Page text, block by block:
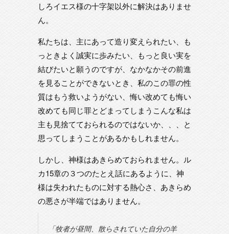
しろイエス様の十字架以外に解決はありませ
ん。
私たちは、主にあって造り変えられたい、も
っときよく誠実に歩みたい、もっと良い実を
結びたいと願うのですが、なかなかその前進
を見ることができないとき、私のこの罪の性
質はもう救いようがない、悔い改めても悔い
改めても同じ罪とどまってしまうこんな私は
主も見捨てておられるのではないか、、、と
思ってしまうことがあるかもしれません。
しかし、神様はあきらめておられません。ル
カ15章の３つのたとえ話にあるように、神
様は失われたものに対する熱心さ、あきらめ
の悪さが半端ではありません。
「牧者が昼間、散らされていた自分の羊